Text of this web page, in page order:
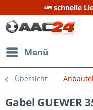
schnelle
Menü
Übersicht
Gabel GUEWER